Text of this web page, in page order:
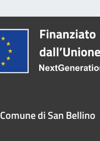
Comune di San Bellino